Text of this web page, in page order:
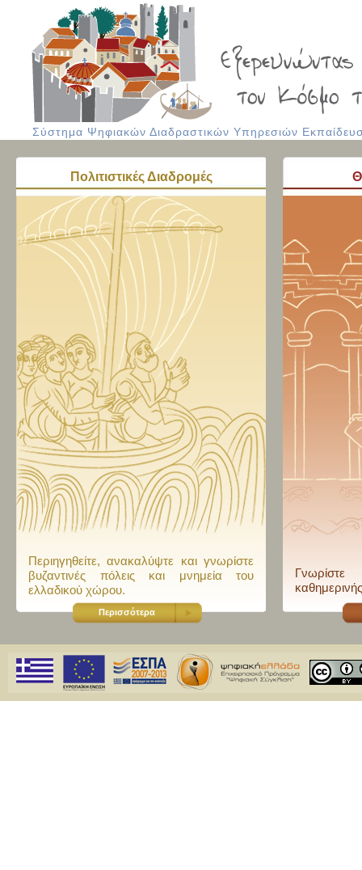
Σύστημα Ψηφιακών Διαδραστικών Υπηρεσιών
Πολιτιστικές Διαδρομές
Περιηγηθείτε, ανακαλύψτε και γνωρίστε
βυζαντινές πόλεις και μνημεία του
ελλαδικού χώρου.
Περισσότερα